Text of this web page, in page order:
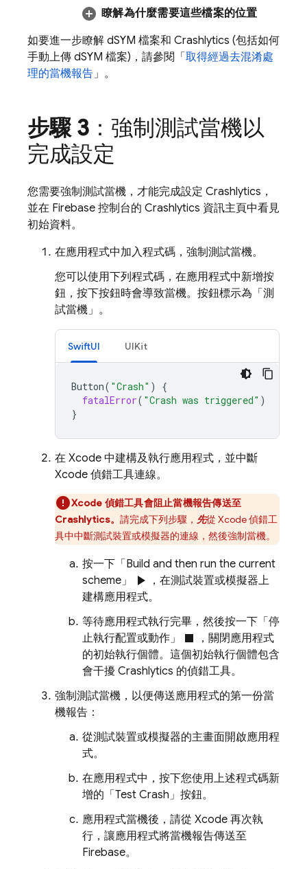
瞭解為什麼需要這些檔案的位置
如要進一步瞭解 dSYM 檔案和 Crashlytics (包括如何
手動上傳 dSYM 檔案)，請參閱「 取得經過去混淆處
理的當機報告」。
步驟 3 ：強制測試當機以
完成設定
您需要強制測試當機，才能完成設定 Crashlytics ，
並在 Firebase 控制台的 Crashlytics 資訊主頁中看見
初始資料。
在應用程式中加入程式碼，強制測試當機。
您可以使用下列程式碼，在應用程式中新增按
鈕，按下按鈕時會導致當機。按鈕標示為「測
試當機」。
SwiftUI UIKit
Button( "Crash" )
{
fatalError( "Crash was triggered" )
}
在 Xcode 中建構及執行應用程式，並中斷
Xcode 偵錯工具連線。
Xcode 偵錯工具會阻止當機報告傳送至
Crashlytics。 請完成下列步驟， 先從 Xcode 偵錯工
具中中斷測試裝置或模擬器的連線，然後強制當機。
按一下「Build and then run the current
scheme」
play_arrow ，在測試裝置或模擬器上
建構應用程式。
等待應用程式執行完畢，然後按一下「停
止執行配置或動作」
stop
，關閉應用程式
的初始執行個體。這個初始執行個體包含
會干擾 Crashlytics 的偵錯工具。
強制測試當機，以便傳送應用程式的第一份當
機報告：
從測試裝置或模擬器的主畫面開啟應用程
式。
在應用程式中，按下您使用上述程式碼新
增的「Test Crash」按鈕。
應用程式當機後，請從 Xcode 再次執
行，讓應用程式將當機報告傳送至
Firebase。